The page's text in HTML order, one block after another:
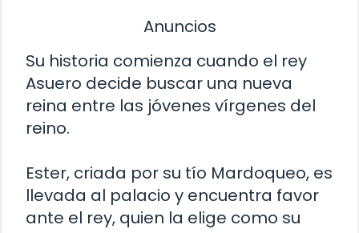
Anuncios
Su historia comienza cuando el rey
Asuero decide buscar una nueva
reina entre las jóvenes vírgenes del
reino.
Ester, criada por su tío Mardoqueo, es
llevada al palacio y encuentra favor
ante el rey, quien la elige como su